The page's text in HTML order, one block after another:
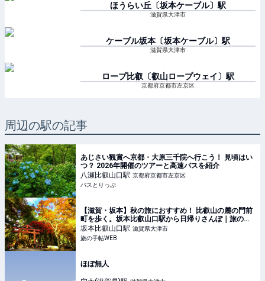
ほうらい丘〔坂本ケーブル〕 駅
滋賀県大津市
ケーブル坂本〔坂本ケーブル〕 駅
滋賀県大津市
ロープ比叡〔叡山ロープウェイ〕 駅
京都府京都市左京区
周辺の駅の記事
あじさい観賞へ京都・大原三千院へ行こう！ 見頃はい
つ？ 2026年開催のツアーと高速バスを紹介
八瀬比叡山口駅 京都府京都市左京区
バスとりっぷ
【滋賀・坂本】秋の旅におすすめ！ 比叡山の麓の門前
町を歩く。坂本比叡山口駅から日帰りさんぽ｜旅の手
帖WEB
坂本比叡山口駅 滋賀県大津市
旅の手帖WEB
ほぼ無人